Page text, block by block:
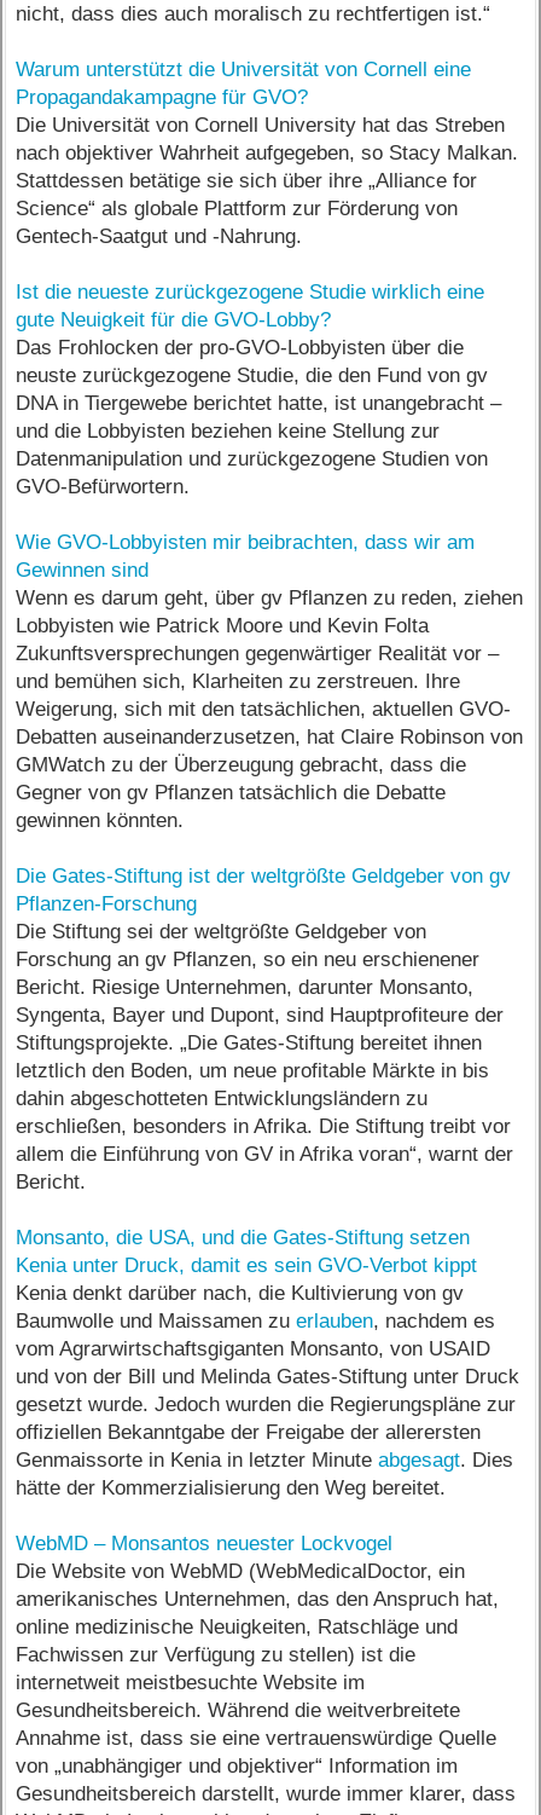
nicht, dass dies auch moralisch zu rechtfertigen ist.“
Warum unterstützt die Universität von Cornell eine
Propagandakampagne für GVO?
Die Universität von Cornell University hat das Streben
nach objektiver Wahrheit aufgegeben, so Stacy Malkan.
Stattdessen betätige sie sich über ihre „Alliance for
Science“ als globale Plattform zur Förderung von
Gentech-Saatgut und -Nahrung.
Ist die neueste zurückgezogene Studie wirklich eine
gute Neuigkeit für die GVO-Lobby?
Das Frohlocken der pro-GVO-Lobbyisten über die
neuste zurückgezogene Studie, die den Fund von gv
DNA in Tiergewebe berichtet hatte, ist unangebracht –
und die Lobbyisten beziehen keine Stellung zur
Datenmanipulation und zurückgezogene Studien von
GVO-Befürwortern.
Wie GVO-Lobbyisten mir beibrachten, dass wir am
Gewinnen sind
Wenn es darum geht, über gv Pflanzen zu reden, ziehen
Lobbyisten wie Patrick Moore und Kevin Folta
Zukunftsversprechungen gegenwärtiger Realität vor –
und bemühen sich, Klarheiten zu zerstreuen. Ihre
Weigerung, sich mit den tatsächlichen, aktuellen GVO-
Debatten auseinanderzusetzen, hat Claire Robinson von
GMWatch zu der Überzeugung gebracht, dass die
Gegner von gv Pflanzen tatsächlich die Debatte
gewinnen könnten.
Die Gates-Stiftung ist der weltgrößte Geldgeber von gv
Pflanzen-Forschung
Die Stiftung sei der weltgrößte Geldgeber von
Forschung an gv Pflanzen, so ein neu erschienener
Bericht. Riesige Unternehmen, darunter Monsanto,
Syngenta, Bayer und Dupont, sind Hauptprofiteure der
Stiftungsprojekte. „Die Gates-Stiftung bereitet ihnen
letztlich den Boden, um neue profitable Märkte in bis
dahin abgeschotteten Entwicklungsländern zu
erschließen, besonders in Afrika. Die Stiftung treibt vor
allem die Einführung von GV in Afrika voran“, warnt der
Bericht.
Monsanto, die USA, und die Gates-Stiftung setzen
Kenia unter Druck, damit es sein GVO-Verbot kippt
Kenia denkt darüber nach, die Kultivierung von gv
Baumwolle und Maissamen zuerlauben, nachdem es
vom Agrarwirtschaftsgiganten Monsanto, von USAID
und von der Bill und Melinda Gates-Stiftung unter Druck
gesetzt wurde. Jedoch wurden die Regierungspläne zur
offiziellen Bekanntgabe der Freigabe der allerersten
Genmaissorte in Kenia in letzter Minuteabgesagt. Dies
hätte der Kommerzialisierung den Weg bereitet.
WebMD – Monsantos neuester Lockvogel
Die Website von WebMD (WebMedicalDoctor, ein
amerikanisches Unternehmen, das den Anspruch hat,
online medizinische Neuigkeiten, Ratschläge und
Fachwissen zur Verfügung zu stellen) ist die
internetweit meistbesuchte Website im
Gesundheitsbereich. Während die weitverbreitete
Annahme ist, dass sie eine vertrauenswürdige Quelle
von „unabhängiger und objektiver“ Information im
Gesundheitsbereich darstellt, wurde immer klarer, dass